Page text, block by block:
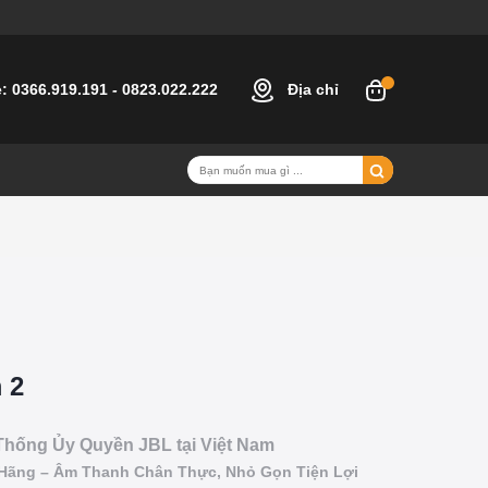
0366.919.191 - 0823.022.222 Địa chỉ
2
Ủy Quyền JBL tại Việt Nam
– Âm Thanh Chân Thực, Nhỏ Gọn Tiện Lợi